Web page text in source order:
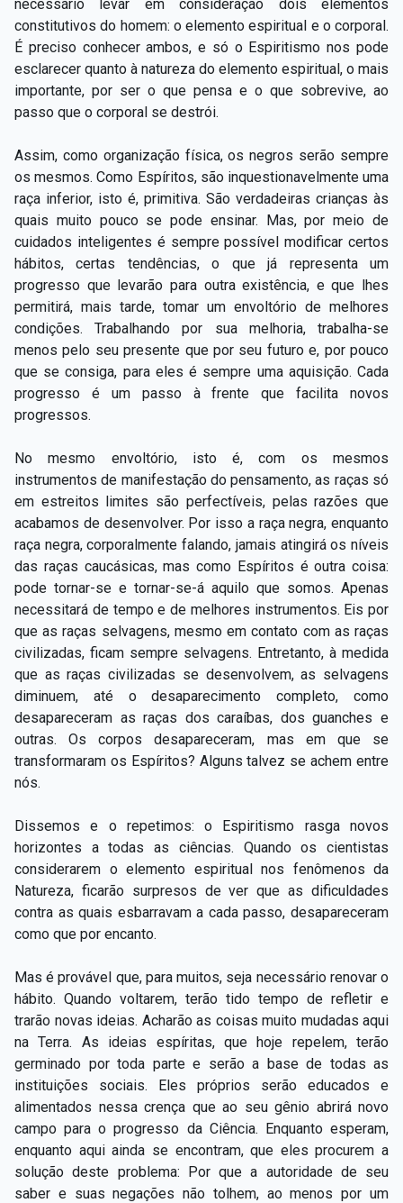
necessário levar em consideração dois elementos
constitutivos do homem: o elemento espiritual e o corporal.
É preciso conhecer ambos, e só o Espiritismo nos pode
esclarecer quanto à natureza do elemento espiritual, o mais
importante, por ser o que pensa e o que sobrevive, ao
passo que o corporal se destrói.
Assim, como organização física, os negros serão sempre
os mesmos. Como Espíritos, são inquestionavelmente uma
raça inferior, isto é, primitiva. São verdadeiras crianças às
quais muito pouco se pode ensinar. Mas, por meio de
cuidados inteligentes é sempre possível modificar certos
hábitos, certas tendências, o que já representa um
progresso que levarão para outra existência, e que lhes
permitirá, mais tarde, tomar um envoltório de melhores
condições. Trabalhando por sua melhoria, trabalha-se
menos pelo seu presente que por seu futuro e, por pouco
que se consiga, para eles é sempre uma aquisição. Cada
progresso é um passo à frente que facilita novos
progressos.
No mesmo envoltório, isto é, com os mesmos
instrumentos de manifestação do pensamento, as raças só
em estreitos limites são perfectíveis, pelas razões que
acabamos de desenvolver. Por isso a raça negra, enquanto
raça negra, corporalmente falando, jamais atingirá os níveis
das raças caucásicas, mas como Espíritos é outra coisa:
pode tornar-se e tornar-se-á aquilo que somos. Apenas
necessitará de tempo e de melhores instrumentos. Eis por
que as raças selvagens, mesmo em contato com as raças
civilizadas, ficam sempre selvagens. Entretanto, à medida
que as raças civilizadas se desenvolvem, as selvagens
diminuem, até o desaparecimento completo, como
desapareceram as raças dos caraíbas, dos guanches e
outras. Os corpos desapareceram, mas em que se
transformaram os Espíritos? Alguns talvez se achem entre
nós.
Dissemos e o repetimos: o Espiritismo rasga novos
horizontes a todas as ciências. Quando os cientistas
considerarem o elemento espiritual nos fenômenos da
Natureza, ficarão surpresos de ver que as dificuldades
contra as quais esbarravam a cada passo, desapareceram
como que por encanto.
Mas é provável que, para muitos, seja necessário renovar o
hábito. Quando voltarem, terão tido tempo de refletir e
trarão novas ideias. Acharão as coisas muito mudadas aqui
na Terra. As ideias espíritas, que hoje repelem, terão
germinado por toda parte e serão a base de todas as
instituições sociais. Eles próprios serão educados e
alimentados nessa crença que ao seu gênio abrirá novo
campo para o progresso da Ciência. Enquanto esperam,
enquanto aqui ainda se encontram, que eles procurem a
solução deste problema: Por que a autoridade de seu
saber e suas negações não tolhem, ao menos por um